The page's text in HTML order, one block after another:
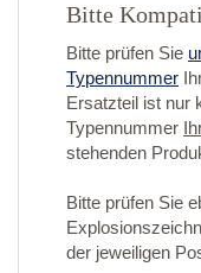
Bitte
Bitte prüfen Sie
Typennummer
Ersatzteil ist nur
Typennummer
stehenden
Bitte prüfen Sie
der jeweiligen